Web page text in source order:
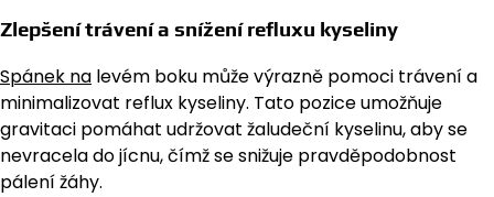
Zlepšení trávení a snížení refluxu kyseliny
Spánek na levém boku může výrazně pomoci trávení a
minimalizovat reflux kyseliny. Tato pozice umožňuje
gravitaci pomáhat udržovat žaludeční kyselinu, aby se
nevracela do jícnu, čímž se snižuje pravděpodobnost
pálení žáhy.